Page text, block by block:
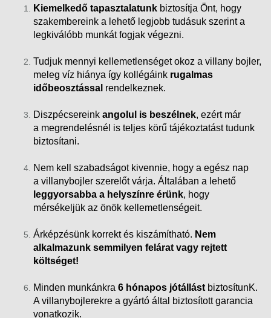
Kiemelkedő tapasztalatunk biztosítja Önt, hogy
szakembereink a lehető legjobb tudásuk szerint a
legkiválóbb munkát fogjak végezni.
Tudjuk mennyi kellemetlenséget okoz a villany bojler,
meleg víz hiánya így kollégáink rugalmas
időbeosztással rendelkeznek.
Diszpécsereink angolul is beszélnek, ezért már
a megrendelésnél is teljes körű tájékoztatást tudunk
biztosítani.
Nem kell szabadságot kivennie, hogy a egész nap
a villanybojler szerelőt várja. Általában a lehető
leggyorsabba a helyszínre érünk, hogy
mérsékeljük az önök kellemetlenségeit.
Árképzésünk korrekt és kiszámítható. Nem
alkalmazunk semmilyen felárat vagy rejtett
költséget!
Minden munkánkra 6 hónapos jótállást biztosítunK.
A villanybojlerekre a gyártó által biztosított garancia
vonatkozik.